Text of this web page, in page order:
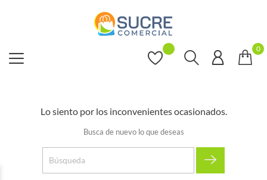
0
Lo siento por los inconvenientes ocasionados.
Busca de nuevo lo que deseas